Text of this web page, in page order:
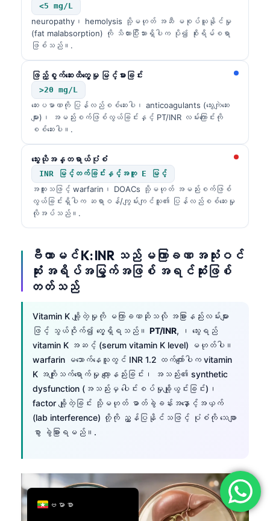
<5 mg/L
neuropathy၊ hemolysis သို့မဟုတ် အဆီ မစုပ်ယူနိုင်မှု
(fat malabsorption) ကို သိထားပြီးသားရှိပါက ပို၍ စိုးရိမ်စရာ
ဖြစ်သည်။.
ဖြည့်စွက်ဆေးထိတွေ့မှု မြင့်မားခြင်း
>20 mg/L
ဆေးပမာဏကို ပြန်လည်စစ်ဆေးပါ၊ anticoagulants (သွေးကျဲဆေး
များ)၊ အမည်းစက်ဖြစ်လွယ်ခြင်းနှင့် PT/INR လမ်းကြောင်းကို
စစ်ဆေးပါ။.
သွေးယိုအန္တရာယ်ပုံစံ
INR မြင့်တက်ခြင်းနှင့်အတူ E မြင့်
အထူးသဖြင့် warfarin၊ DOACs သို့မဟုတ် အမည်းစက်ဖြစ်
လွယ်ခြင်းရှိပါက ဆရာဝန်/ကျွမ်းကျင်သူ၏ ပြန်လည်စစ်ဆေးမှု
လိုအပ်သည်။.
ဗီတာမင် K: INR သည် မကြာခဏ အသုံးဝင်
ဆုံး အရိပ်အမြွက်အဖြစ် အရင်ဆုံးဖြစ်
တတ်သည်
Vitamin K ချို့တဲ့မှုကို မကြာခဏဆိုသလို အခြားနည်းလမ်းများ
ဖြင့် သွယ်ဝိုက်၍ တွေ့ရှိရသည်။ PT/INR, ၊ သွေးရည်
vitamin K အဆင့် (serum vitamin K level) မဟုတ်ပါ။
warfarin မသောက်နေသူတွင် INR 1.2 ထက်ကျော်ပါက vitamin
K အကျိုးသက်ရောက်မှု လျော့နည်းခြင်း၊ အသည်း၏ synthetic
dysfunction (အသည်းမှ ပေါင်းစပ်မှုချို့ယွင်းခြင်း)၊
factor ချို့တဲ့ခြင်း သို့မဟုတ် ဓာတ်ခွဲခန်းအနှောင့်အယှက်
(lab interference) တို့ကို ညွှန်ပြနိုင်သဖြင့် ပုံစံကို သေချာ
စွာ ခွဲခြားရမည်။.
ဗမာစာ
English
Français
עִבְרִית
Italiano
Español
Português
Ελληνικά
Română
简体中文
Български
Dansk
Nederlands
हिन्दी
Bahasa Indonesia
Հայերեն
Íslenska
Српски језик
Bosanski
Azərbaycan dili
Eesti